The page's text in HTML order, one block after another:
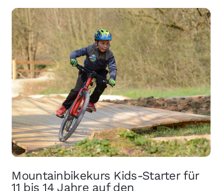
Mountainbikekurs Kids-Starter für
11 bis 14 Jahre auf den